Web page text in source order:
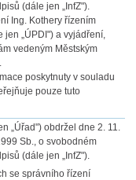
(dále jen „InfZ").
Ing. Kothery řízením
jen „ÚPDI") a vyjádření,
vedeným Městským
poskytnuty v souladu
pouze tuto
„Úřad") obdržel dne 2. 11.
Sb., o svobodném
(dále jen „InfZ").
se správního řízení